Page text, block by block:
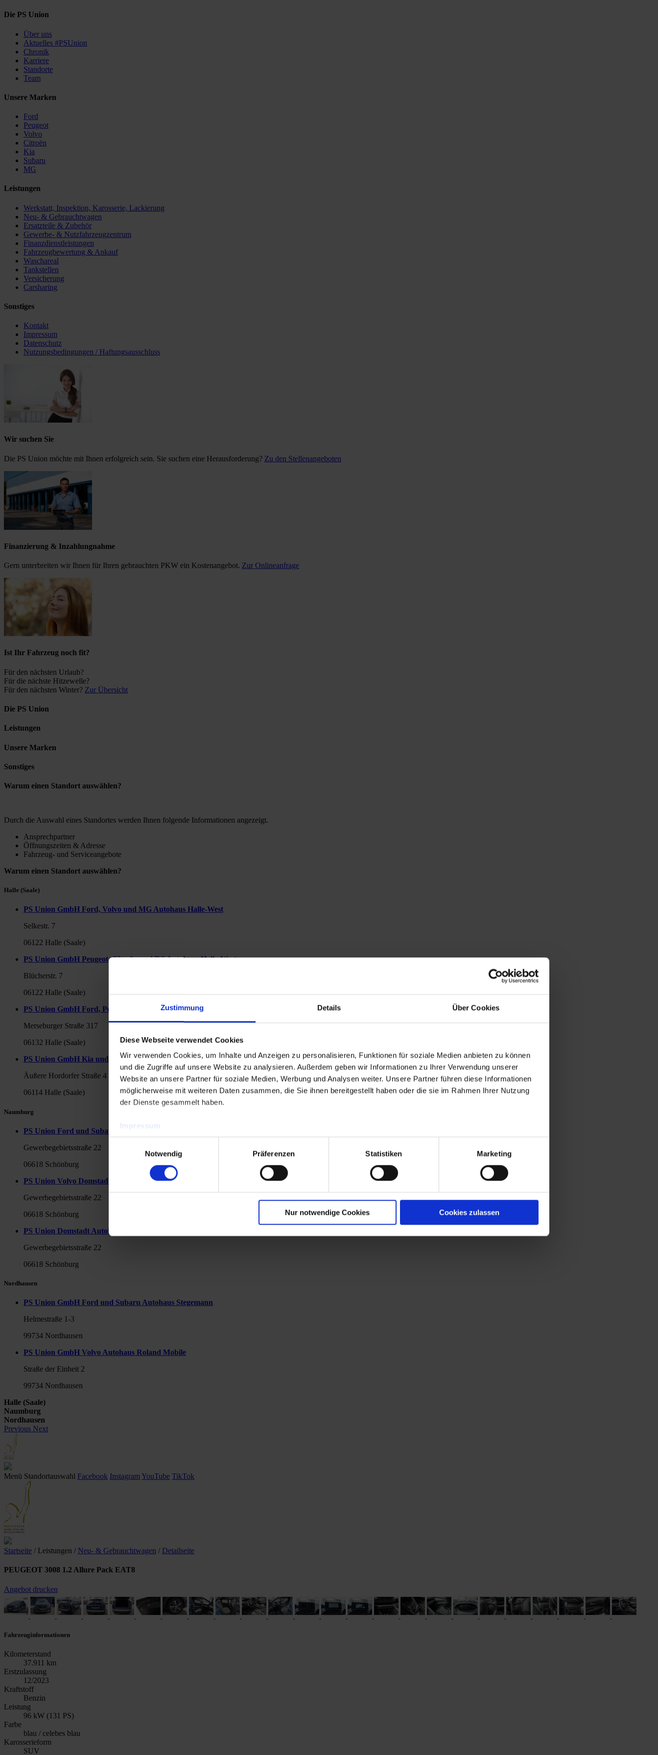
Zustimmung Details Über Cookies
Diese Webseite verwendet Cookies
Wir verwenden Cookies, um Inhalte und Anzeigen zu personalisieren, Funktionen für soziale Medien anbieten zu können
und die Zugriffe auf unsere Website zu analysieren. Außerdem geben wir Informationen zu Ihrer Verwendung unserer
Website an unsere Partner für soziale Medien, Werbung und Analysen weiter. Unsere Partner führen diese Informationen
möglicherweise mit weiteren Daten zusammen, die Sie ihnen bereitgestellt haben oder die sie im Rahmen Ihrer Nutzung
der Dienste gesammelt haben.
Impressum
Datenschutzerklärung
Notwendig
Präferenzen Statistiken Marketing
Nur notwendige Cookies Cookies zulassen
Die PS Union
Über uns
Aktuelles #PSUnion
Chronik
Karriere
Standorte
Team
Unsere Marken
Ford
Peugeot
Volvo
Citroën
Kia
Subaru
MG
Leistungen
Werkstatt, Inspektion, Karosserie, Lackierung
Neu- & Gebrauchtwagen
Ersatzteile & Zubehör
Gewerbe- & Nutzfahrzeugzentrum
Finanzdienstleistungen
Fahrzeugbewertung & Ankauf
Waschareal
Tankstellen
Versicherung
Carsharing
Sonstiges
Kontakt
Impressum
Datenschutz
Nutzungsbedingungen / Haftungsausschluss
Wir suchen Sie
Die PS Union möchte mit Ihnen erfolgreich sein. Sie suchen eine Herausforderung? Zu den Stellenangeboten
Finanzierung & Inzahlungnahme
Gern unterbreiten wir Ihnen für Ihren gebrauchten PKW ein Kostenangebot. Zur Onlineanfrage
Ist Ihr Fahrzeug noch fit?
Für den nächsten Urlaub?
Für die nächste Hitzewelle?
Für den nächsten Winter? Zur Übersicht
Die PS Union
Leistungen
Unsere Marken
Sonstiges
Warum einen Standort auswählen?
Durch die Auswahl eines Standortes werden Ihnen folgende Informationen angezeigt.
Ansprechpartner
Öffnungszeiten & Adresse
Fahrzeug- und Serviceangebote
Warum einen Standort auswählen?
Halle (Saale)
PS Union GmbH Ford, Volvo und MG Autohaus Halle-West
Selkestr. 7
06122 Halle (Saale)
PS Union GmbH Peugeot, Citroën und DS Autohaus Halle-West
Blücherstr. 7
06122 Halle (Saale)
PS Union GmbH Ford, Peugeot und Citroën Autohaus am Rosengarten
Merseburger Straße 317
06132 Halle (Saale)
PS Union GmbH Kia und Ford Autohaus am Wasserturm
Äußere Hordorfer Straße 4
06114 Halle (Saale)
Naumburg
PS Union Ford und Subaru Domstadt Autohaus GmbH
Gewerbegebietsstraße 22
06618 Schönburg
PS Union Volvo Domstadt Autohaus GmbH Domstadt Mobile
Gewerbegebietsstraße 22
06618 Schönburg
PS Union Domstadt Autohaus GmbH Domstadt Autoservice
Gewerbegebietsstraße 22
06618 Schönburg
Nordhausen
PS Union GmbH Ford und Subaru Autohaus Stegemann
Helmestraße 1-3
99734 Nordhausen
PS Union GmbH Volvo Autohaus Roland Mobile
Straße der Einheit 2
99734 Nordhausen
Halle (Saale)
Naumburg
Nordhausen
Previous Next
Menü Standortauswahl Facebook Instagram YouTube TikTok
Startseite / Leistungen / Neu- & Gebrauchtwagen / Detailseite
PEUGEOT 3008 1.2 Allure Pack EAT8
Angebot drucken
Fahrzeuginformationen
Kilometerstand
37.911 km
Erstzulassung
12/2023
Kraftstoff
Benzin
Leistung
96 kW (131 PS)
Farbe
blau / celebes blau
Karosserieform
SUV